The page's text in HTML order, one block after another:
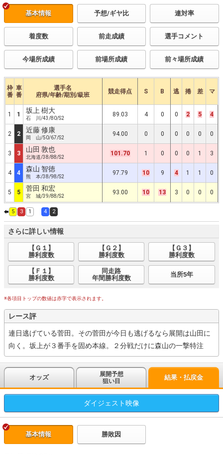
基本情報 予想/ギヤ比 連対率
着度数 前走成績 選手コメント
今場所成績 前場所成績 前々場所成績
枠
番
車
番
選手名
府県/年齢/期別/級班
競走得点 S B 逃 捲 差 マ
1 1 坂上 樹大
石 川/43/80/S2
89.03 4 0 0 2 5 4
2 2 近藤 修康
岡 山/50/67/S2
94.00 0 0 0 0 0 0
3 3 山田 敦也
北海道/38/88/S2
101.70 1 0 0 0 1 3
4 4 森山 智徳
熊 本/38/98/S2
97.79 10 9 4 1 1 0
5 5 菅田 和宏
宮 城/39/88/S2
93.00 10 13 3 0 0 0
5 3 1 4 2
さらに詳しい情報
【Ｇ１】
勝利度数
【Ｇ２】
勝利度数
【Ｇ３】
勝利度数
【Ｆ１】
勝利度数
同走路
年間勝利度数
当所5年
※各項目トップの数値は赤字で表示されます。
レース評
連日逃げている菅田。その菅田が今日も逃げるなら展開は山田に
向く。坂上が３番手を固め本線。２分戦だけに森山の一撃特注
オッズ
展開予想
狙い目
結果・払戻金
ダイジェスト映像
基本情報 勝敗因